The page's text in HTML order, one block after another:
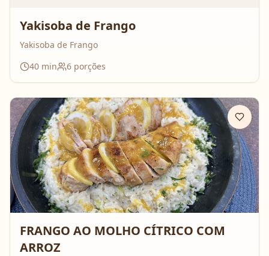
Yakisoba de Frango
Yakisoba de Frango
40 min 6 porções
FRANGO AO MOLHO CÍTRICO COM
ARROZ